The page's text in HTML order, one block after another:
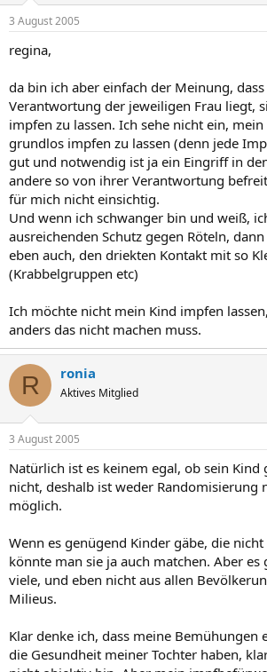
3 August 2005
regina,
da bin ich aber einfach der Meinung, dass
Verantwortung der jeweiligen Frau liegt,
impfen zu lassen. Ich sehe nicht ein,
grundlos impfen zu lassen (denn jede
gut und notwendig ist ja ein Eingriff in
andere so von ihrer Verantwortung
für mich nicht einsichtig.
Und wenn ich schwanger bin und weiß,
ausreichenden Schutz gegen Röteln,
eben auch, den driekten Kontakt mit so
(Krabbelgruppen etc)
Ich möchte nicht mein Kind impfen
anders das nicht machen muss.
R ronia
Aktives Mitglied
3 August 2005
Natürlich ist es keinem egal, ob sein
nicht, deshalb ist weder Randomisierung
möglich.
Wenn es genügend Kinder gäbe, die
könnte man sie ja auch matchen. Aber
viele, und eben nicht aus allen
Milieus.
Klar denke ich, dass meine Bemühungen
die Gesundheit meiner Tochter haben,